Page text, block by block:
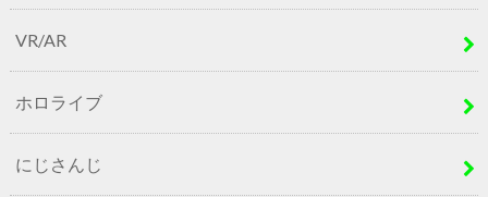
VR/AR
ホロライブ
にじさんじ